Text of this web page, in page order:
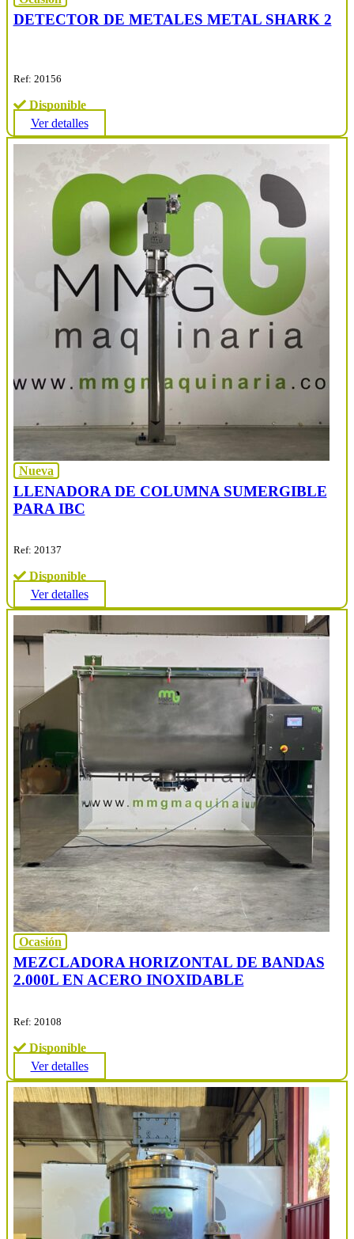
DETECTOR DE METALES METAL SHARK 2
Ref: 20156
Disponible
Ver detalles
Nueva
LLENADORA DE COLUMNA SUMERGIBLE
PARA IBC
Ref: 20137
Disponible
Ver detalles
Ocasión
MEZCLADORA HORIZONTAL DE BANDAS
2.000L EN ACERO INOXIDABLE
Ref: 20108
Disponible
Ver detalles